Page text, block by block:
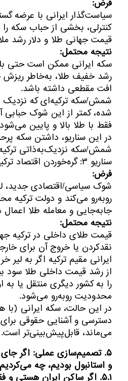
فرض:
سیاست‌گذار ایرانی با عرضه
کنترلی، بخشی از حباب سکه را
قیمت جهانی طلا و دلار رشد
نتیجه محتمل:
سکه ایرانی ممکن است حتی
افت مقطعی داشته باشد.
شمش/سکه ترکیه‌ای که نزدیک
شده، کمتر از این شوک حبابی
فقط با طلا بالا و پایین
در این سناریو، داشتن سکه
شمش/سکه نزدیک‌به‌ذاتی
سناریو ۳: گره‌خوردن اقتصاد ترکیه به بحران ارزی شدید
فرض:
شوک سیاسی/اقتصادی جدید،
روبه‌رو می‌کند و دولت ترکیه
جابه‌جایی و معامله طلا
نتیجه محتمل:
قیمت طلای داخلی در ترکیه
نقدکردن یا خروج آن برای
ایرانی مقیم ترکیه اگر به
از رشد قیمت داخلی طلا سود
را به کشور دیگری منتقل یا به
محدودیت روبه‌رو می‌شود.
در این حالت، سکه ایرانی (با
دسترسی و آشنایی حقوقی
می‌ماند، قابل‌پیش‌بینی‌تر است.
۵. تصمیم‌سازی عملی: اگر
و استانبول بودیم، چه
۵.۱. اگر ساکن ایران هستی و